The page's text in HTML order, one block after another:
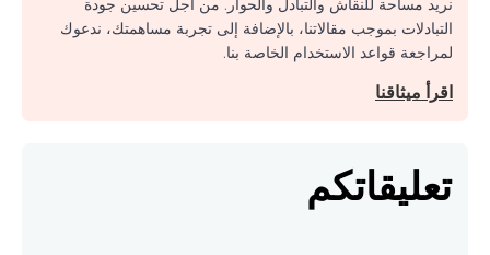
نريد مساحة للنقاش والتبادل والحوار. من أجل تحسين جودة
التبادلات بموجب مقالاتنا، بالإضافة إلى تجربة مساهمتك، ندعوك
لمراجعة قواعد الاستخدام الخاصة بنا.
اقرأ ميثاقنا
تعليقاتكم